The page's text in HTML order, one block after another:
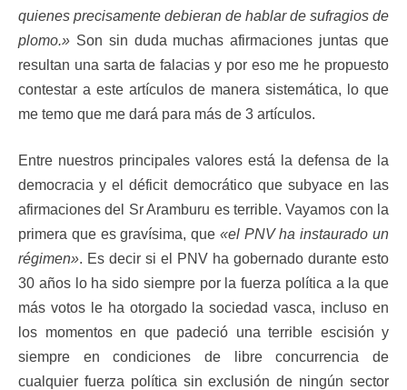
quienes precisamente debieran de hablar de sufragios de
plomo.» Son sin duda muchas afirmaciones juntas que
resultan una sarta de falacias y por eso me he propuesto
contestar a este artículos de manera sistemática, lo que
me temo que me dará para más de 3 artículos.
Entre nuestros principales valores está la defensa de la
democracia y el déficit democrático que subyace en las
afirmaciones del Sr Aramburu es terrible. Vayamos con la
primera que es gravísima, que «el PNV ha instaurado un
régimen». Es decir si el PNV ha gobernado durante esto
30 años lo ha sido siempre por la fuerza política a la que
más votos le ha otorgado la sociedad vasca, incluso en
los momentos en que padeció una terrible escisión y
siempre en condiciones de libre concurrencia de
cualquier fuerza política sin exclusión de ningún sector